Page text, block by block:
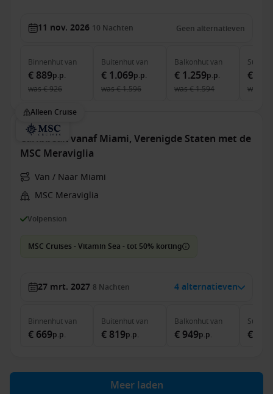
11 nov. 2026 10 Nachten Geen alternatieven
Binnenhutvan
€ 889p.p.
was€ 926
Buitenhutvan
€ 1.069p.p.
was€ 1.596
Balkonhutvan
€ 1.259p.p.
was€ 1.594
Suite
€
was
Alleen Cruise
Caribbean vanaf Miami, Verenigde Staten met de
MSC Meraviglia
Van / Naar Miami
MSC Meraviglia
Volpension
MSC Cruises - Vitamin Sea - tot 50% korting
27 mrt. 2027 8 Nachten 4 alternatieven
Binnenhutvan
€ 669p.p.
Buitenhutvan
€ 819p.p.
Balkonhutvan
€ 949p.p.
Suite
€
Meer laden